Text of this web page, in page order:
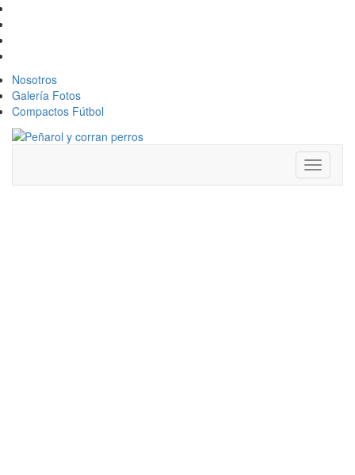
Nosotros
Galería Fotos
Compactos Fútbol
Toggle